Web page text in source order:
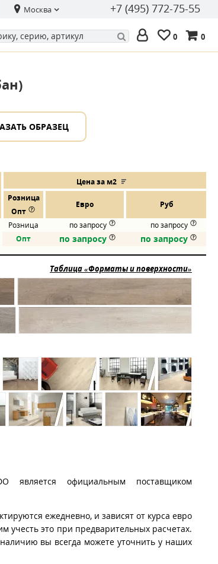
Москва +7 (495) 772-75-55
0 0
ОБРАЗЕЦ
Цена за м2
Розница
Евро Руб
Опт
Розница по запросу
по запросу
Опт по запросу по запросу
Таблица «Форматы и поверхности»
является официальным поставщиком
ежедневно, и зависят от курса евро
учесть это при предварительных расчетах.
вы всегда можете уточнить у наших